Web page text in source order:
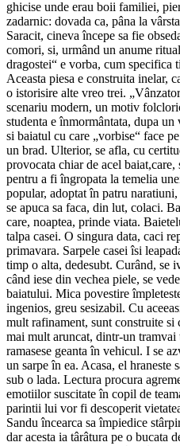
ghicise unde erau boii familiei,
zadarnic: dovada ca, pâna la
Saracit, cineva începe sa fie
comori, si, urmând un anume
dragostei“ e vorba, cum specifica
Aceasta piesa e construita inelar,
o istorisire alte vreo trei.
scenariu modern, un motiv
studenta e înmormântata, dupa
si baiatul cu care „vorbise“ face
un brad. Ulterior, se afla, cu
provocata chiar de acel
pentru a fi îngropata la temelia
popular, adoptat în patru
se apuca sa faca, din lut, colaci.
care, noaptea, prinde viata.
talpa casei. O singura data, caci
primavara. Sarpele casei îsi
timp o alta, dedesubt. Curând, se
când iese din vechea piele, se
baiatului. Mica povestire
ingenios, greu sesizabil. Cu
mult rafinament, sunt construite
mai mult aruncat, dintr-un tramvai
ramasese geanta în vehicul. I se
un sarpe în ea. Acasa, el hraneste
sub o lada. Lectura procura
emotiilor suscitate în copil de
parintii lui vor fi descoperit
Sandu încearca sa împiedice
dar acesta ia târâtura pe o bucata